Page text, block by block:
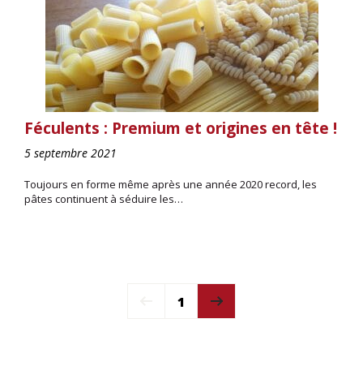
Féculents : Premium et origines en tête !
5 septembre 2021
Toujours en forme même après une année 2020 record, les
pâtes continuent à séduire les…
1